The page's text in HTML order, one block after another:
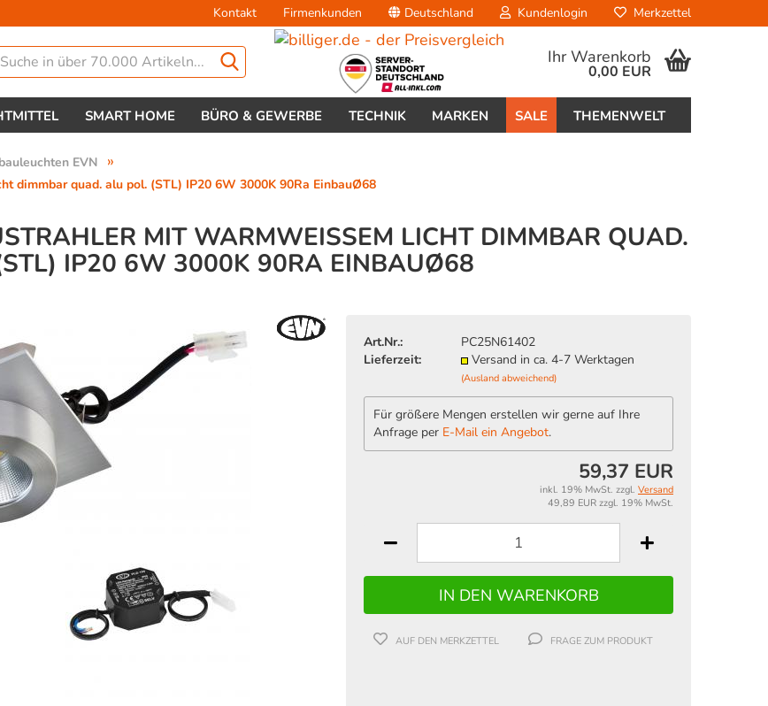
Kontakt Firmenkunden Deutschland
Lieferland
Kundenlogin
Konto erstellen
Merkzettel
Ihr Warenkorb
0,00 EUR
SMART HOME BÜRO & GEWERBE TECHNIK MARKEN SALE THEMENWELT
EVN »
dimmbar quad. alu pol. (STL) IP20 6W 3000K 90Ra EinbauØ68
MIT WARMWEISSEM LICHT DIMMBAR QUAD. A
IP20 6W 3000K 90RA EINBAUØ68
Art.Nr.:
PC25N61402
Lieferzeit:
Versand in ca. 4-7 Werktagen
(Ausland abweichend)
Für größere Mengen erstellen wir gerne auf Ihre
Anfrage per E-Mail ein Angebot.
59,37 EUR
inkl. 19% MwSt. zzgl. Versand
49,89 EUR zzgl. 19% MwSt.
AUF DEN MERKZETTEL FRAGE ZUM PRODUKT